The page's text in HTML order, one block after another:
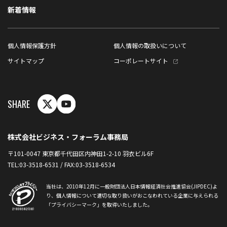
新着情報
個人情報保護方針
個人情報の取扱いについて
サイトマップ
コーポレートサイト
SHARE
株式会社ビジネス・フォーラム事務局
〒101-0047 東京都千代田区内神田1-2-10 羽衣ビル6F
TEL:03-3518-6531 / FAX:03-3518-6534
当社は、2010年12月に一般財団法人日本情報経済社会推進協会(JIPDEC)よ
り、 個人情報について適切な取り扱いがおこなわれている企業に与えられる
「プライバシーマーク」を取得いたしました。